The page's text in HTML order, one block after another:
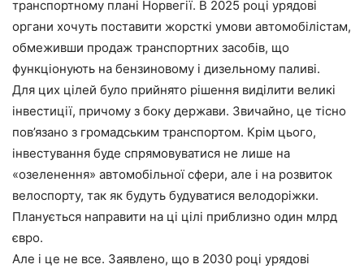
транспортному плані Норвегії. В 2025 році урядові
органи хочуть поставити жорсткі умови автомобілістам,
обмеживши продаж транспортних засобів, що
функціонують на бензиновому і дизельному паливі.
Для цих цілей було прийнято рішення виділити великі
інвестиції, причому з боку держави. Звичайно, це тісно
пов’язано з громадським транспортом. Крім цього,
інвестування буде спрямовуватися не лише на
«озеленення» автомобільної сфери, але і на розвиток
велоспорту, так як будуть будуватися велодоріжки.
Планується направити на ці цілі приблизно один млрд
євро.
Але і це не все. Заявлено, що в 2030 році урядові